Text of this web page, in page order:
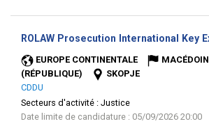
ROLAW Prosecution International Key
EUROPE CONTINENTALE
(RÉPUBLIQUE)
SKOPJE
CDDU
Secteurs d'activité : Justice
Date limite de candidature : 05/09/2026 20:00